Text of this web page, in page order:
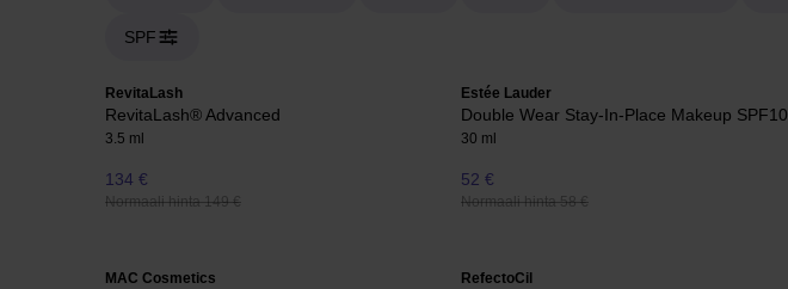
SPF
RevitaLash
RevitaLash® Advanced
3.5 ml
134 €
Normaali hinta 149 €
Estée Lauder
Double Wear Stay-In-Place Makeup SPF10
30 ml
52 €
Normaali hinta 58 €
MAC Cosmetics RefectoCil